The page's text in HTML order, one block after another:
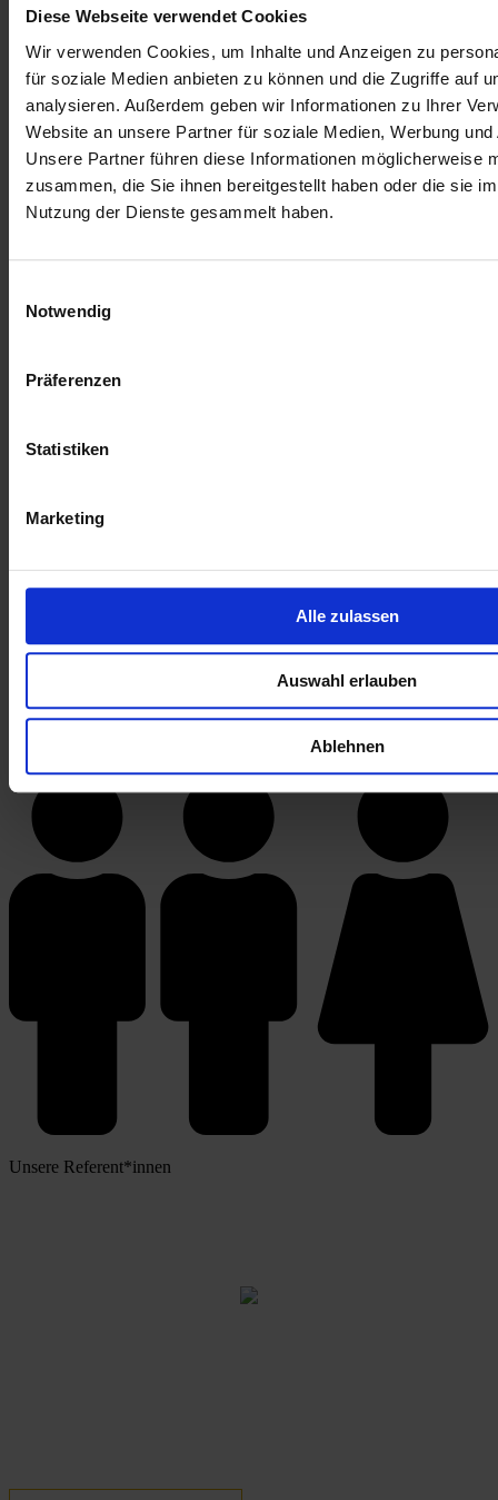
Diese Webseite verwendet Cookies
Wir verwenden Cookies, um Inhalte und Anzeigen zu
für soziale Medien anbieten zu können und die Zugriffe auf
analysieren. Außerdem geben wir Informationen zu Ihrer
Website an unsere Partner für soziale Medien, Werbung
Unsere Partner führen diese Informationen möglicherweise
zusammen, die Sie ihnen bereitgestellt haben oder die sie
Nutzung der Dienste gesammelt haben.
Notwendig
Präferenzen
Statistiken
Marketing
Alle zulassen
Auswahl erlauben
Ablehnen
17.30 Uhr: Erfahrungen aus therapeutischer Sicht im
Umgang mit COVID-19-Patienten
Dr. med. Norman Best, Uniklinikum Jena
Herr Dr. Best ist Facharzt für Physikalische und Rehabilitative
Medizin und hat die Zusatzqualifikationen Manuelle Medizin
sowie Naturheilverfahren inne. Er trägt das Diplom “Ärztliche
Osteopathie” und ist als Prüfarzt tätig.
Dr. Best ist seit 2020 Komm. Direktor des Instituts für
Rehabilitationsmedizin, Kurortmedizin” und ehemaliger
Zu seinen Forschungsschwerpunkten gehören Sensomotorik,
Unsere Referent*innen